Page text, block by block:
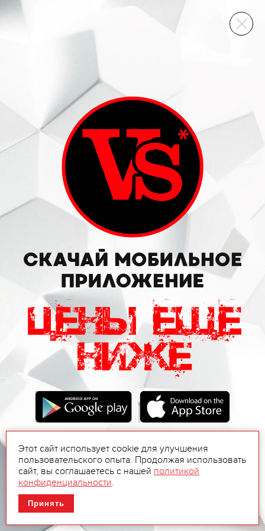
ВИННЫЙ СКЛАД
Этот сайт использует cookie для улучшения
пользовательского опыта. Продолжая использовать
сайт, вы соглашаетесь с нашей политикой
конфиденциальности.
Принять